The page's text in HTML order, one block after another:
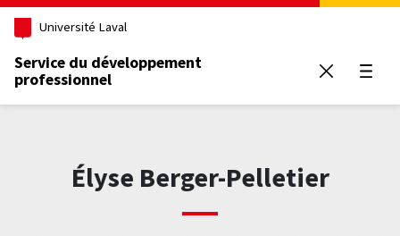
Aller au contenu principal
Université Laval
Service du développement
professionnel
Élyse Berger-Pelletier